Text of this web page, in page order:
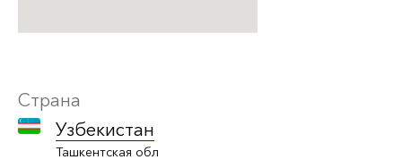
Страна
Узбекистан
Ташкентская обл